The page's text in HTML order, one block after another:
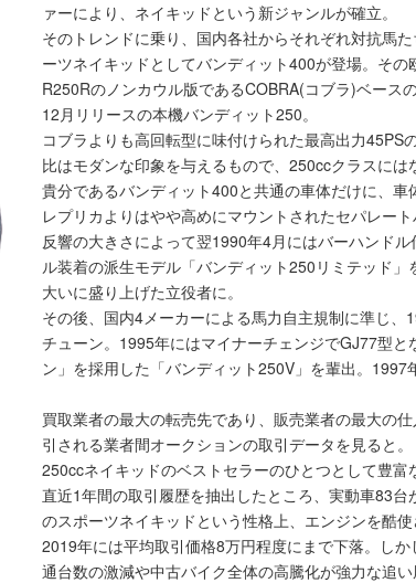
ァーにより、ネイキッドという新ジャンルが確立。
そのトレンドに乗り、国内各社からそれぞれ対抗馬
ーツネイキッドとしてバンディット400が登場。そ
R250Rのノンカウル版であるCOBRA(コブラ)ベース
12月リリースの本機バンディット250。
コブラよりも高回転型に味付けられた最高出力
比はモダンな印象を与えるもので、250ccクラスに
貴分であるバンディット400と共通の車体だけに、
レプリカよりはやや高めにマウントされたセパレー
反響の大きさによって翌1990年4月にはバーハンド
ル装着の派生モデル「バンディット250リミテッド
大いに盛り上げた立役者に。
その後、国内4メーカーによる馬力自主規制に準じ
チューン。1995年にはマイナーチェンジでGJ77型
ン」を採用した「バンディット250V」を輩出。1997
買取業者の最大の転売先であり、販売業者の最大の
引される業者間オークションの取引データを見ると。
250ccネイキッドのベストセラーのひとつとして豊
直近1年間の取引履歴を抽出したところ、実動車83
のスポーツネイキッドという性格上、エンジンを酷
2019年には平均取引価格8万円程度にまで下落。し
通台数の激減や中古バイク全体の高騰化が強力な追